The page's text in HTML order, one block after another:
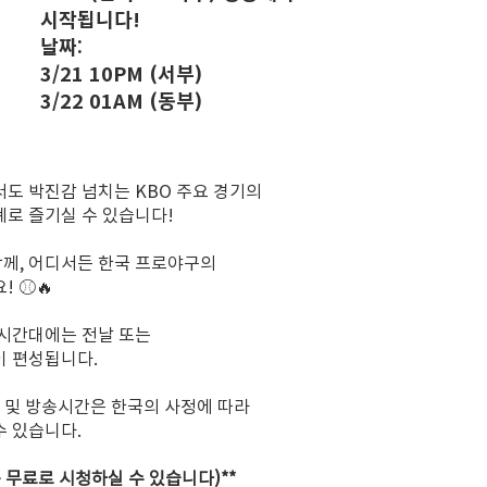
시작됩니다!
날짜:
3/21 10PM (서부)
3/22 01AM (동부)
박진감 넘치는 KBO 주요 경기의
즐기실 수 있습니다!
, 어디서든 한국 프로야구의
! ⚾🔥
간대에는 전날 또는
편성됩니다.
방송시간은 한국의 사정에 따라
있습니다.​
료로 시청하실 수 있습니다)**